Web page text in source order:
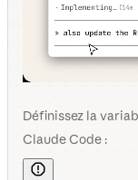
Définissez la
Claude Code :